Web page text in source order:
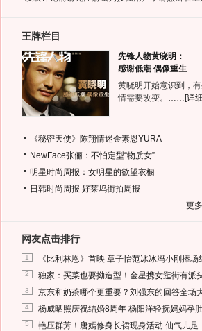
王牌栏目
先锋人物黄晓明：
感谢低潮 偶像重生
黄晓明开始意识到，
情需要改变。…… [详
《秘密天使》陈翔情迷金素恩YURA
NewFace张俪：不怕定型“物质女”
明星时尚周报：女明星的欲望衣橱
日韩时尚周报 好莱坞街拍周报
更
网友点击排行
1 《比利林恩》首映 章子怡范冰冰冯小刚捧场
2 独家：买菜也要拗造型！金星携女逛街有派
3 京东和奶茶哪个更重要？刘强东的回答全场
4 杨威晒照庆祝结婚8周年 杨阳洋轻抚妈妈孕
5 艳压群芳！唐嫣修身长裙现身活动 仙气儿足